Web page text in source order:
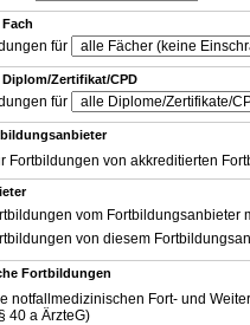
für
Zertifikat/CPD
für
Fortbildungen von akkreditierten
vom Fortbildungsanbieter
von diesem
Fortbildungen
notfallmedizinischen Fort- und
40 a ÄrzteG)